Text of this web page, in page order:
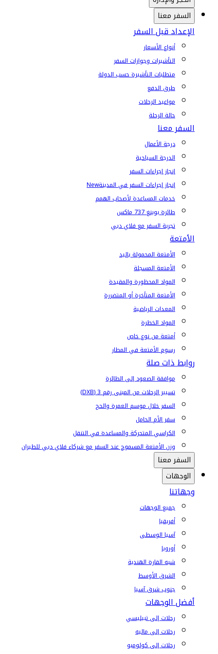
السفر معنا
الإعداد قبل السفر
أنواع الأسعار
التأشيرات وجوازات السفر
متطلبات التأشيرة حسب الدولة
طرق الدفع
مواعيد الرحلات
حالة الرحلة
السفر معنا
درجة الأعمال
الدرجة السياحية
إنجاز إجراءات السفر
إنجاز إجراءات السفر في المدينةNew
خدمات المساعدة لأصحاب الهمم
طائرة بوينغ 737 ماكس
تجربة السفر مع فلاي دبي
الأمتعة
الأمتعة المحمولة باليد
الأمتعة المسجلة
المواد المحظورة والمقيدة
الأمتعة المتأخرة أو المتضررة
المعدات الرياضية
المواد الخطرة
أمتعة من نوع خاص
رسوم الأمتعة في المطار
روابط ذات صلة
موافقة الصعود إلى الطائرة
تسيير الرحلات من المبنى رقم 3 (DXB)
السفر خلال موسم العمرة والحج
سفر الأم الحامل
الكراسي المتحركة والمساعدة في التنقل
وزن الأمتعة المسموح عند السفر مع شركاء فلاي دبي للطيران
السفر معنا
الوجهات
وجهاتنا
جميع الوجهات
أفريقيا
آسيا الوسطى
أوروبا
شبه القارة الهندية
الشرق الأوسط
جنوب شرق آسيا
أفضل الوجهات
رحلات إلى تبيليسي
رحلات إلى ماليه
رحلات إلى كولومبو